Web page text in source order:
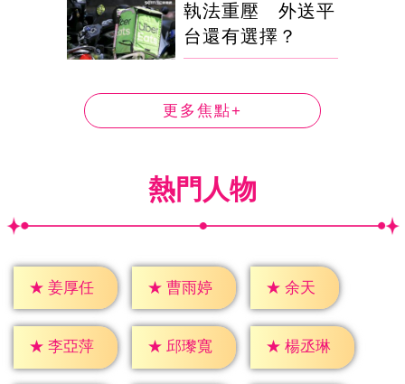
執法重壓 外送平
台還有選擇？
更多焦點+
熱門人物
★ 姜厚任 ★ 曹雨婷 ★ 余天
★ 李亞萍 ★ 邱瓈寬 ★ 楊丞琳